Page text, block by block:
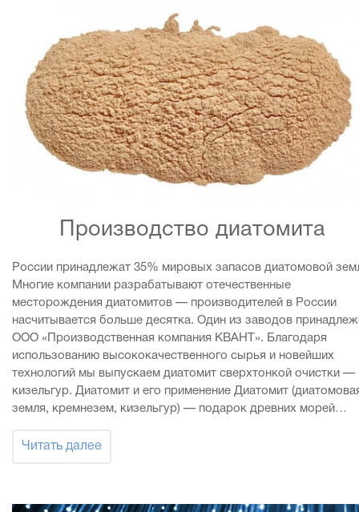
Производство диатомита
России принадлежат 35% мировых запасов диатомовой
Многие компании разрабатывают отечественные
месторождения диатомитов — производителей в России
насчитывается больше десятка. Один из заводов
ООО «Производственная компания КВАНТ». Благодаря
использованию высококачественного сырья и новейших
технологий мы выпускаем диатомит сверхтонкой очистки —
кизельгур. Диатомит и его применение Диатомит
земля, кремнезем, кизельгур) — подарок древних морей…
Читать далее